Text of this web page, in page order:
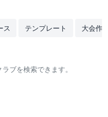
ス テンプレート 大会作
ブを検索できます。